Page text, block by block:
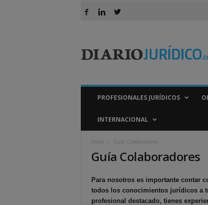
a
r
PROFESIONALES JURÍDICOS
INTERNACIONAL
Inicio Guía Colaboradores
Guía Colaboradores
Para nosotros es importante contar
todos los conocimientos jurídicos a
profesional destacado, tienes